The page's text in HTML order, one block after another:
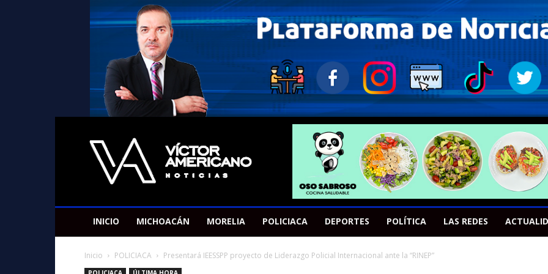
Americano
Victor
INICIO MICHOACÁN MORELIA POLICIACA DEPORTES POLÍTICA LAS REDES
Inicio POLICIACA Presentará IEESSPP proyecto de Liderazgo Policial Internacional ante la “RINEP”